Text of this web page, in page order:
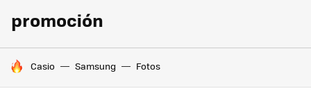
promoción
HOY SE HABLA DE
Casio Samsung Fotos